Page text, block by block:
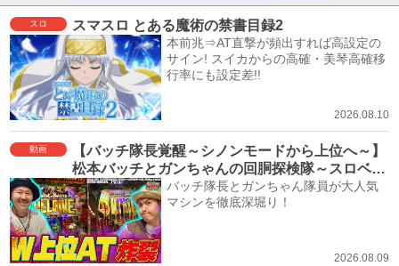
スロ スマスロ とある魔術の禁書目録2
本前兆⇒AT直撃が頻出すれば高設定の
サイン! スイカからの高確・美琴高確移
行率にも設定差!!
2026.08.10
動画
【バッチ隊長覚醒～シノンモードから上位へ～】
松本バッチとガンちゃんの回胴探検隊～スロベン
チャー～ #16≪スロット ソードアート・オンライ
ンⅡ≫
バッチ隊長とガンちゃん隊員が大人気
マシンを徹底深堀り！
2026.08.09